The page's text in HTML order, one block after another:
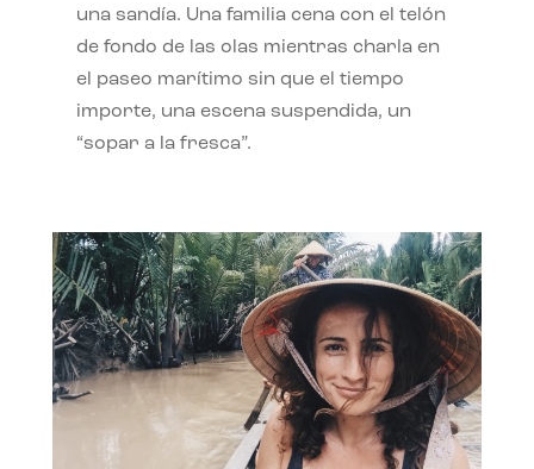
una sandía. Una familia cena con el telón
de fondo de las olas mientras charla en
el paseo marítimo sin que el tiempo
importe, una escena suspendida, un
“sopar a la fresca”.